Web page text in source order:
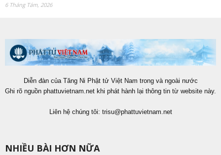
6 Tháng Tám, 2026
Diễn đàn của Tăng Ni Phật tử Việt Nam trong và ngoài nước
Ghi rõ nguồn phattuvietnam.net khi phát hành lại thông tin từ website này.
Liên hệ chúng tôi: trisu@phattuvietnam.net
NHIỀU BÀI HƠN NỮA